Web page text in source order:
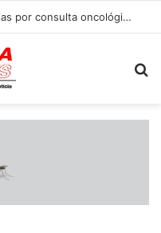
Mulheres aguardam até 5 mil dias por consulta oncológica ginecológica no Distrito Federal, aponta auditoria